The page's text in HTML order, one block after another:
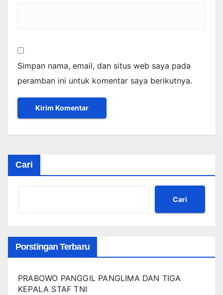
Simpan nama, email, dan situs web saya pada
peramban ini untuk komentar saya berikutnya.
Cari
Cari
Porstingan Terbaru
PRABOWO PANGGIL PANGLIMA DAN TIGA
KEPALA STAF TNI